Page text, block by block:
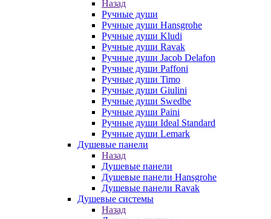
Назад
Ручные души
Ручные души Hansgrohe
Ручные души Kludi
Ручные души Ravak
Ручные души Jacob Delafon
Ручные души Paffoni
Ручные души Timo
Ручные души Giulini
Ручные души Swedbe
Ручные души Paini
Ручные души Ideal Standard
Ручные души Lemark
Душевые панели
Назад
Душевые панели
Душевые панели Hansgrohe
Душевые панели Ravak
Душевые системы
Назад